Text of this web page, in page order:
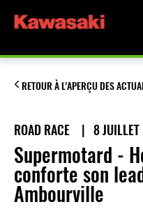
RETOUR À L’APERÇU DES
ROAD RACE | 8
Supermotard -
conforte son
Ambourville